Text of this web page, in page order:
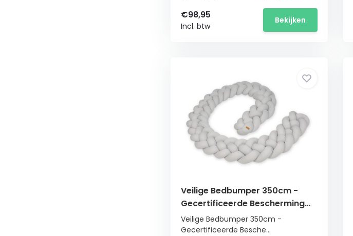
€98,95
Incl. btw
Bekijken
Veilige Bedbumper 350cm -
Gecertificeerde Bescherming
voor Babybed
Veilige Bedbumper 350cm -
Gecertificeerde Besche...